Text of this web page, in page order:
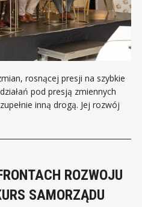
pod presją zmiennych
inną drogą. Jej rozwój
regionie.
ROZWOJU
SAMORZĄDU